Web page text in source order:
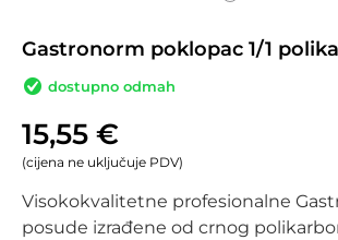
Gastronorm poklopac 1/1
dostupno odmah
15,55 €
(cijena ne uključuje PDV)
Visokokvalitetne profesionalne
posude izrađene od crnog